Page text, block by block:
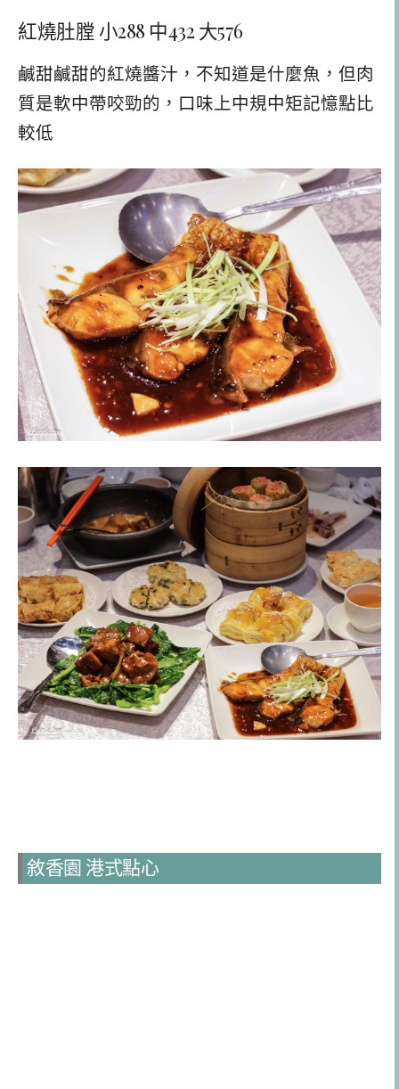
紅燒肚膛 小288 中432 大576
鹹甜鹹甜的紅燒醬汁，不知道是什麼魚，但肉
質是軟中帶咬勁的，口味上中規中矩記憶點比
較低
敘香園 港式點心